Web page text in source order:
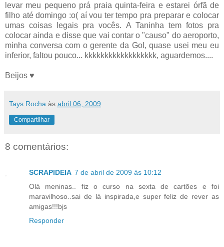
levar meu pequeno prá praia quinta-feira e estarei órfã de
filho até domingo :o( aí vou ter tempo pra preparar e colocar
umas coisas legais pra vocês. A Taninha tem fotos pra
colocar ainda e disse que vai contar o "causo" do aeroporto,
minha conversa com o gerente da Gol, quase usei meu eu
inferior, faltou pouco... kkkkkkkkkkkkkkkkkk, aguardemos....
Beijos ♥
Tays Rocha às abril 06, 2009
Compartilhar
8 comentários:
SCRAPIDEIA 7 de abril de 2009 às 10:12
Olá meninas.. fiz o curso na sexta de cartões e foi
maravilhoso..sai de lá inspirada,e super feliz de rever as
amigas!!!bjs
Responder